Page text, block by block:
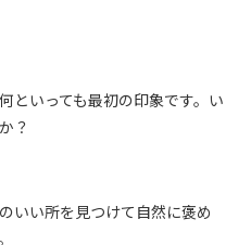
といっても最初の印象です。い
？
いい所を見つけて自然に褒め